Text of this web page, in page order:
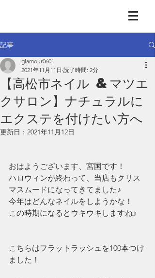
記事
【高松市ネイル &マツエ
クサロン】ナチュラルに
エクステを付けたい方へ
glamour0601
2021年11月11日 読了時間: 2分
更新日： 2021年11月12日
おはようございます、宮国です！
ハロウィンが終わって、当店もクリス
マスムードになってきてました♪
今年はどんなネイルをしようかな！
この時期になるとウキウキしますね♪
こちらはフラットラッシュを100本つけ
ました！